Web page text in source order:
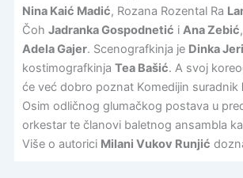
Nina Kaić Madić, Rozana Rozental Ra
Čoh Jadranka Gospodnetić i Ana Zebić
Adela Gajer. Scenografkinja je Dinka
kostimografkinja Tea Bašić. A svoj
će već dobro poznat Komedijin suradnik
Osim odličnog glumačkog postava u
orkestar te članovi baletnog ansambla
Više o autorici Milani Vukov Runjić